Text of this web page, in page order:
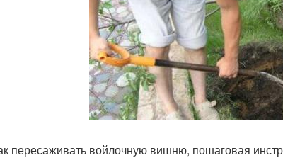
пересаживать войлочную вишню, пошаговая